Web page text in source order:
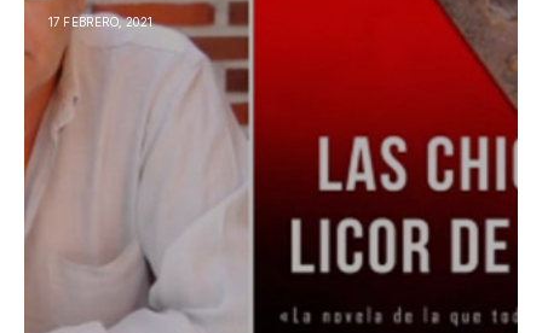
17 FEBRERO, 2021